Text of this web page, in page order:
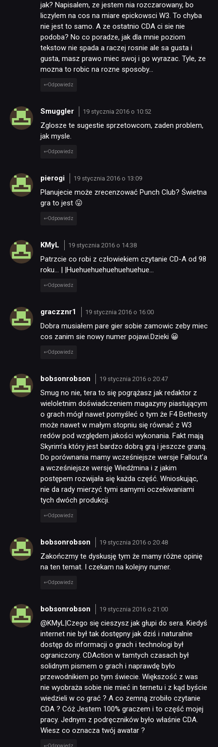
jak? Napisalem, ze jestem nia rozczarowany, bo
liczylem na cos na miare epickowsci W3. To chyba
nie jest to samo. A ze ostatnio CDA ci sie nie
podoba? No co poradze, jak dla mnie poziom
tekstow nie spada a raczej rosnie ale sa gusta i
gusta, masz prawo miec swoj i go wyrazac. Tyle, ze
mozna to robic na rozne sposoby…
Odpowiedz
Smuggler 19 stycznia 2016 o 10:52
Zglosze te sugestie sprzetowcom, zaden problem,
jak mysle.
Odpowiedz
pierogi 19 stycznia 2016 o 13:09
Planujecie może zrecenzować Punch Club? Świetna
gra to jest 😛
Odpowiedz
KMyL 19 stycznia 2016 o 14:38
Patrzcie co robi z człowiekiem czytanie CD-A od 98
roku… | |Huehuehuehuehuehuehue…
Odpowiedz
graczznr1 19 stycznia 2016 o 16:00
Dobra musiałem pare gier sobie zamowic zeby miec
cos zanim sie nowy numer pojawi.Dzieki 😀
Odpowiedz
bobsonrobson 19 stycznia 2016 o 20:47
Smug no nie, tera to się pogrążasz jak redaktor z
wieloletnim doświadczeniem magazyny piastującym
o grach mógł nawet pomyśleć o tym że F4 Bethesty
może nawet w małym stopniu się równać z W3
redów pod względem jakości wykonania. Fakt mają
Skyrim’a który jest bardzo dobrą grą i jeszcze graną.
Do porównania mamy wcześniejsze wersje Fallout’a
a wcześniejsze wersję Wiedźmina i z jakim
postępem rozwijała się każda część. Wnioskując,
nie da rady mierzyć tymi samymi oczekiwaniami
tych dwóch produkcji.
Odpowiedz
bobsonrobson 19 stycznia 2016 o 20:48
Zakończmy te dyskusję tym że mamy różne opinię
na ten temat. I czekam na kolejny numer.
Odpowiedz
bobsonrobson 19 stycznia 2016 o 21:00
@KMyL|Czego się cieszysz jak głupi do sera. Kiedyś
internet nie był tak dostępny jak dziś i naturalnie
dostęp do informacji o grach i technologi był
ograniczony. CDAction w tamtych czasach był
solidnym pismem o grach i naprawdę było
przewodnikiem po tym świecie. Większość z was
nie wyobraża sobie nie mieć in ternetu i z kąd byście
wiedzieli w co grać ? A co zemną zrobiło czytanie
CDA ? Cóż Jestem 100% graczem i to część mojej
pracy. Jednym z podręczników było właśnie CDA.
Wiesz co oznacza twój awatar ?
Odpowiedz